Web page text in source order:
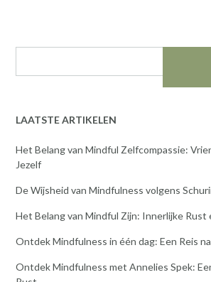
LAATSTE ARTIKELEN
Het Belang van Mindful Zelfcompassie:
Jezelf
De Wijsheid van Mindfulness volgens
Het Belang van Mindful Zijn: Innerlijke Rust
Ontdek Mindfulness in één dag: Een Reis
Ontdek Mindfulness met Annelies Spek: